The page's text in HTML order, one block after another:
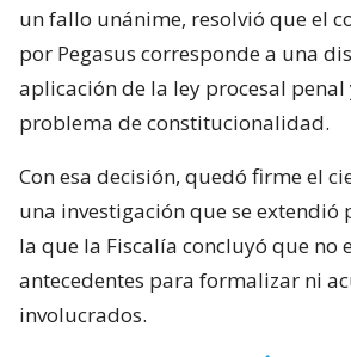
un fallo unánime, resolvió que el
por Pegasus corresponde a una
aplicación de la ley procesal penal
problema de constitucionalidad.
Con esa decisión, quedó firme el
una investigación que se extendió
la que la Fiscalía concluyó que no
antecedentes para formalizar ni
involucrados.